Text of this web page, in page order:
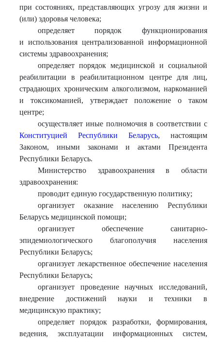
при состояниях, представляющих угрозу для жизни и
(или) здоровья человека;
определяет порядок функционирования
и использования централизованной информационной
системы здравоохранения;
определяет порядок медицинской и социальной
реабилитации в реабилитационном центре для лиц,
страдающих хроническим алкоголизмом, наркоманией
и токсикоманией, утверждает положение о таком
центре;
осуществляет иные полномочия в соответствии с
Конституцией Республики Беларусь, настоящим
Законом, иными законами и актами Президента
Республики Беларусь.
Министерство здравоохранения в области
здравоохранения:
проводит единую государственную политику;
организует оказание населению Республики
Беларусь медицинской помощи;
организует обеспечение санитарно-
эпидемиологического благополучия населения
Республики Беларусь;
организует лекарственное обеспечение населения
Республики Беларусь;
организует проведение научных исследований,
внедрение достижений науки и техники в
медицинскую практику;
определяет порядок разработки, формирования,
ведения, эксплуатации информационных систем,